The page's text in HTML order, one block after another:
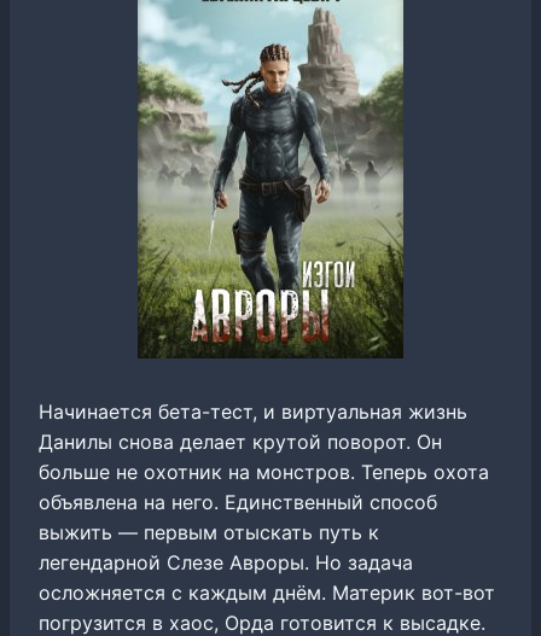
Начинается бета-тест, и виртуальная жизнь
Данилы снова делает крутой поворот. Он
больше не охотник на монстров. Теперь охота
объявлена на него. Единственный способ
выжить — первым отыскать путь к
легендарной Слезе Авроры. Но задача
осложняется с каждым днём. Материк вот-вот
погрузится в хаос, Орда готовится к высадке.